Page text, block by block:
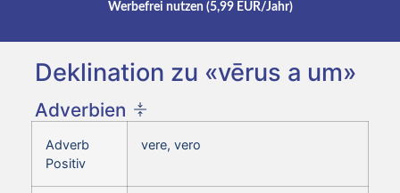
Werbefrei nutzen (5,99 EUR/Jahr)
Deklination zu «vērus a um»
Adverbien
Adverb
Positiv
vere, vero